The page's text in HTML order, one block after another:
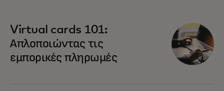
Virtual cards 101:
Απλοποιώντας τις
εμπορικές πληρωμές